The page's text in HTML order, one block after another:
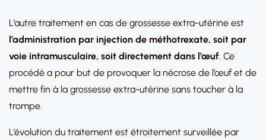
L’autre traitement en cas de grossesse extra-utérine est
l’administration par injection de méthotrexate, soit par
voie intramusculaire, soit directement dans l’œuf. Ce
procédé a pour but de provoquer la nécrose de l’œuf et de
mettre fin à la grossesse extra-utérine sans toucher à la
trompe.
L’évolution du traitement est étroitement surveillée par